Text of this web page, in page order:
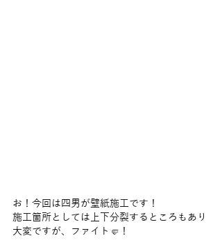
お！今回は四男が壁紙施工です！
施工箇所としては上下分裂するところもあり
大変ですが、ファイト🤛！